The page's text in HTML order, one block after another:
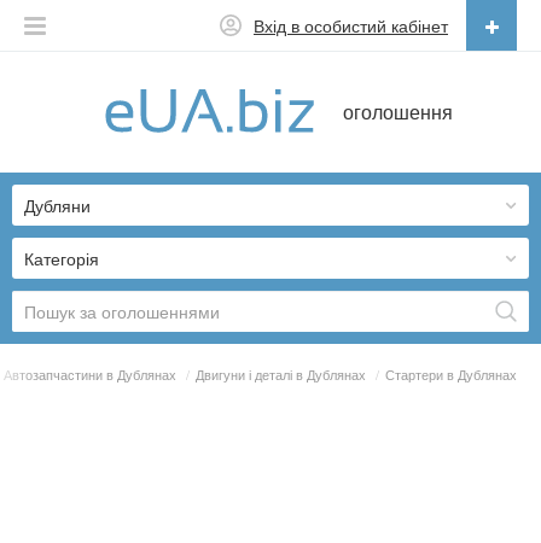
оголошення
Вхід в особистий кабінет
Українська
Категорія
Дубляни
Автозапчастини в Дублянах / Двигуни і деталі в Дублянах / Стартери в Дублянах